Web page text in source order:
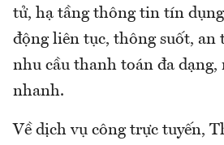
tử, hạ tầng thông tin tín
động liên tục, thông suốt, an
nhu cầu thanh toán đa dạng,
nhanh.
Về dịch vụ công trực tuyến,